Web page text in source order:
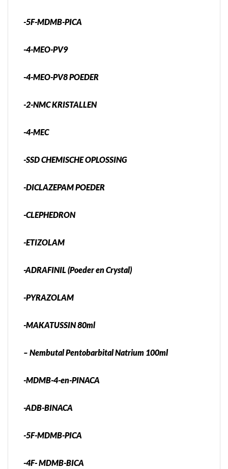
-5F-MDMB-PICA
-4-MEO-PV9
-4-MEO-PV8 POEDER
-2-NMC KRISTALLEN
-4-MEC
-SSD CHEMISCHE OPLOSSING
-DICLAZEPAM POEDER
-CLEPHEDRON
-ETIZOLAM
-ADRAFINIL (Poeder en Crystal)
-PYRAZOLAM
-MAKATUSSIN 80ml
– Nembutal Pentobarbital Natrium 100ml
-MDMB-4-en-PINACA
-ADB-BINACA
-5F-MDMB-PICA
-4F- MDMB-BICA